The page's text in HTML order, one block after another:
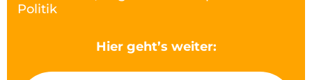
Politik
Hier geht’s weiter: